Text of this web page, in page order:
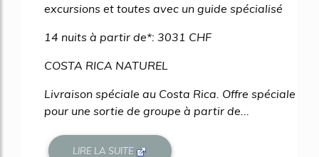
excursions et toutes avec un guide spécialisé
14 nuits à partir de*: 3031 CHF
COSTA RICA NATUREL
Livraison spéciale au Costa Rica. Offre spéciale
pour une sortie de groupe à partir de...
LIRE LA SUITE